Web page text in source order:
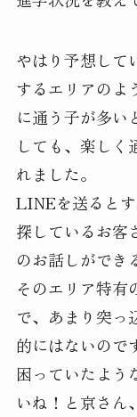
やはり予想して
するエリアのよ
に通う子が多い
しても、楽しく
れました。
LINEを送ると
探しているお客
のお話しができ
そのエリア特有
で、あまり突っ
的にはないので
困っていたよう
いね！と京さん